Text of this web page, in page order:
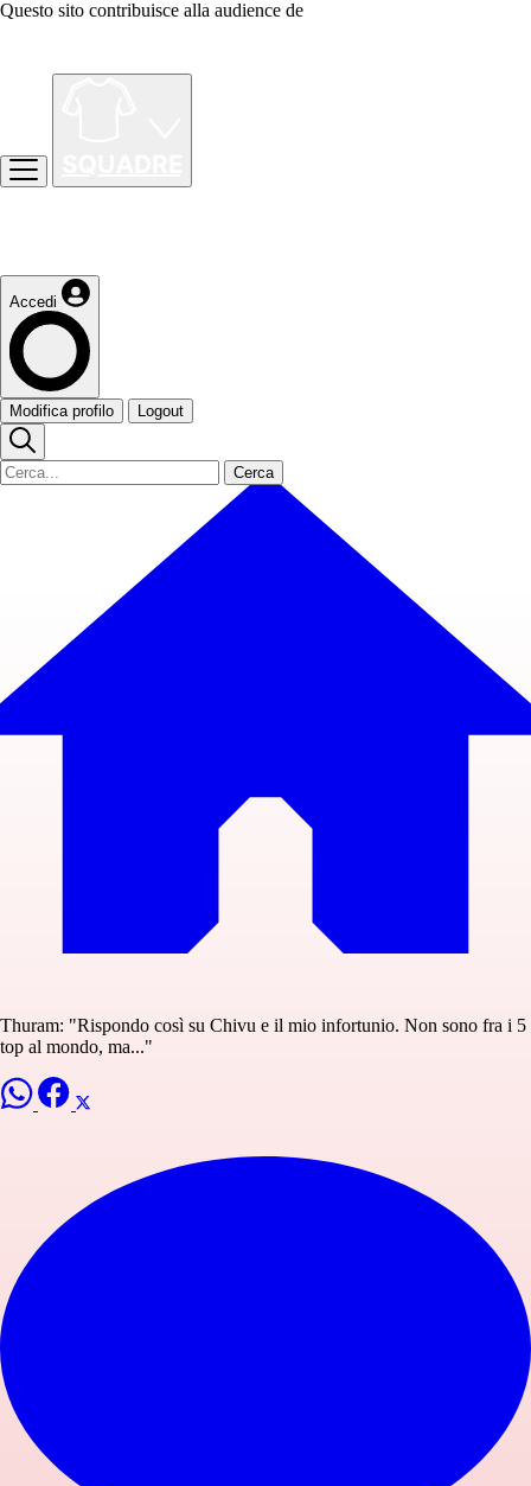
Questo sito contribuisce alla audience de
Accedi
Modifica profilo Logout
Cerca
Thuram: "Rispondo così su Chivu e il mio infortunio. Non sono fra i 5
top al mondo, ma..."